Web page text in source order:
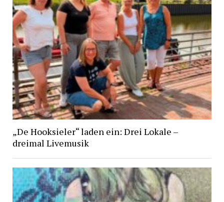
„De Hooksieler“ laden ein: Drei Lokale –
dreimal Livemusik